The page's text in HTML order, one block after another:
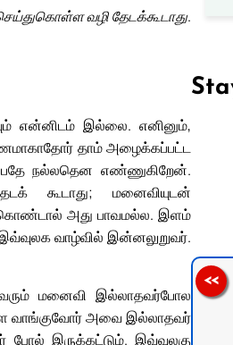
வழி தேடக்கூடாது.
என்னிடம் இல்லை. எனினும்,
தாம் அழைக்கப்பட்ட
நல்லதென எண்ணுகிறேன்.
கூடாது; மனைவியுடன்
கொண்டால் அது பாவமல்ல. இளம்
வாழ்வில் இன்னலுறுவர்.
மனைவி இல்லாதவர்போல
வாங்குவோர் அவை இல்லாதவர்
போல் இருக்கட்டும். இவ்வுலகு
Follow us on Facebook
<<